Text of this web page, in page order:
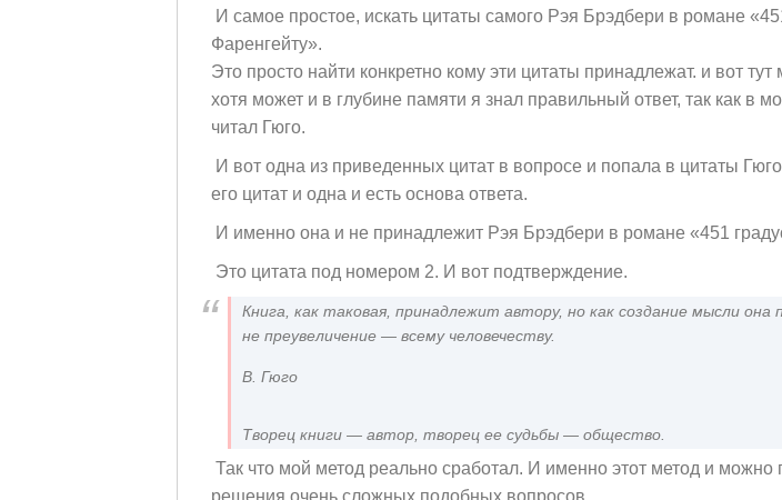
И самое простое, искать цитаты самого Рэя Брэдбери в романе
Фаренгейту».
Это просто найти конкретно кому эти цитаты принадлежат. и вот тут
хотя может и в глубине памяти я знал правильный ответ, так как в
читал Гюго.
И вот одна из приведенных цитат в вопросе и попала в цитаты
его цитат и одна и есть основа ответа.
И именно она и не принадлежит Рэя Брэдбери в романе «451
Это цитата под номером 2. И вот подтверждение.
Книга, как таковая, принадлежит автору, но как создание мысли
не преувеличение — всему человечеству.
В. Гюго
Творец книги — автор, творец ее судьбы — общество.
Так что мой метод реально сработал. И именно этот метод и можно